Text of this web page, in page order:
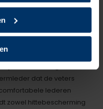
S3 werkschoenen.
voorzien van speciale
NOMEX®-materiaal en
de metaalbewerking
dat de veters
lederen
zowel hittebescherming